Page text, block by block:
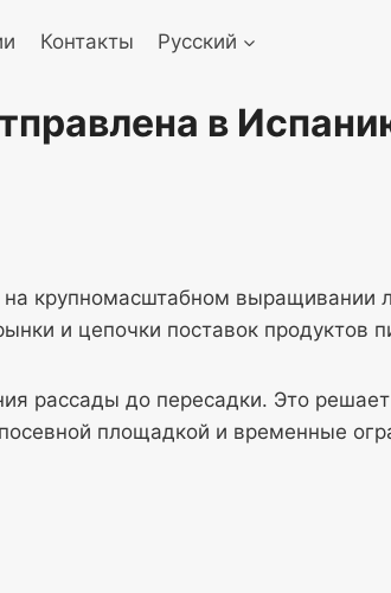
Контакты Русский
в
крупномасштабном выращивании
и цепочки поставок продуктов
рассады до пересадки. Это
площадкой и временные